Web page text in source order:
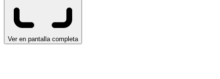
Ver en pantalla completa